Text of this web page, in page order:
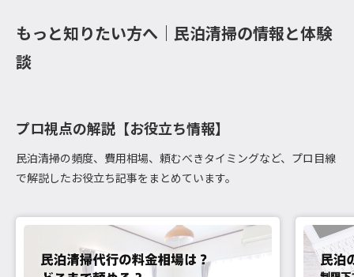
もっと知りたい方へ｜民泊清掃の情報と体験
談
プロ視点の解説【お役立ち情報】
民泊清掃の頻度、費用相場、頼むべきタイミングなど、プロ目線
で解説したお役立ち記事をまとめています。